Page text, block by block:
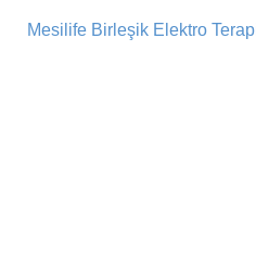
Mesilife Birleşik Elektro